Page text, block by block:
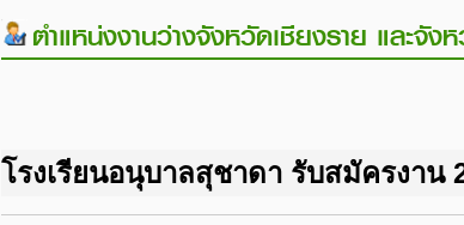
ตำแหน่งงานว่างจังหวัดเชียงราย และจัง
โรงเรียนอนุบาลสุชาดา รับสมัครงาน